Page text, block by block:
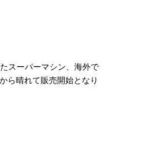
スーパーマシン、海外で
ら晴れて販売開始となり